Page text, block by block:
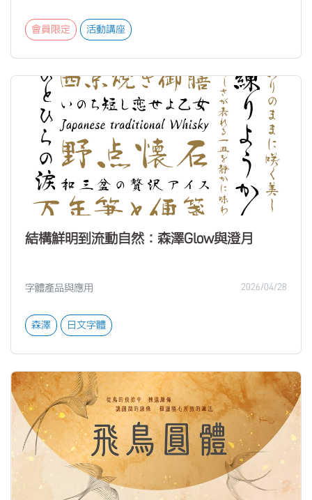
會員限定 活動講座
結構鮮明到流動自然：森澤Glow與澄月
字體產品與應用 2026/04/28
森澤 日文字體